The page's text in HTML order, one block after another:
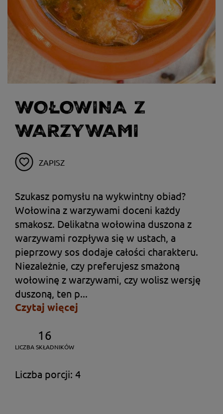
WOŁOWINA Z
WARZYWAMI
ZAPISZ
Szukasz pomysłu na wykwintny obiad?
Wołowina z warzywami doceni każdy
smakosz. Delikatna wołowina duszona z
warzywami rozpływa się w ustach, a
pieprzowy sos dodaje całości charakteru.
Niezależnie, czy preferujesz smażoną
wołowinę z warzywami, czy wolisz wersję
duszoną, ten p...
Czytaj więcej
16
LICZBA SKŁADNIKÓW
Liczba porcji: 4